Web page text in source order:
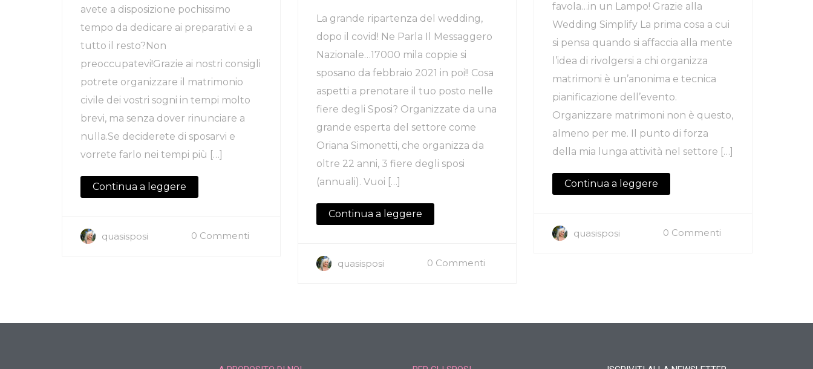
avete a disposizione pochissimo
tempo da dedicare ai preparativi e a
tutto il resto?Non
preoccupatevi!Grazie ai nostri consigli
potrete organizzare il matrimonio
civile dei vostri sogni in tempi molto
brevi, ma senza dover rinunciare a
nulla.Se deciderete di sposarvi e
vorrete farlo nei tempi più […]
Continua a leggere
quasisposi 0 Commenti
La grande ripartenza del wedding,
dopo il covid! Ne Parla Il Messaggero
Nazionale…17000 mila coppie si
sposano da febbraio 2021 in poi!! Cosa
aspetti a prenotare il tuo posto nelle
fiere degli Sposi? Organizzate da una
grande esperta del settore come
Oriana Simonetti, che organizza da
oltre 22 anni, 3 fiere degli sposi
(annuali). Vuoi […]
Continua a leggere
quasisposi 0 Commenti
favola…in un Lampo! Grazie alla
Wedding Simplify La prima cosa a cui
si pensa quando si affaccia alla mente
l’idea di rivolgersi a chi organizza
matrimoni è un’anonima e tecnica
pianificazione dell’evento.
Organizzare matrimoni non è questo,
almeno per me. Il punto di forza
della mia lunga attività nel settore […]
Continua a leggere
quasisposi 0 Commenti